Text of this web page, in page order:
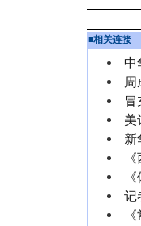
■相关连接
中
周
冒
美
新
记